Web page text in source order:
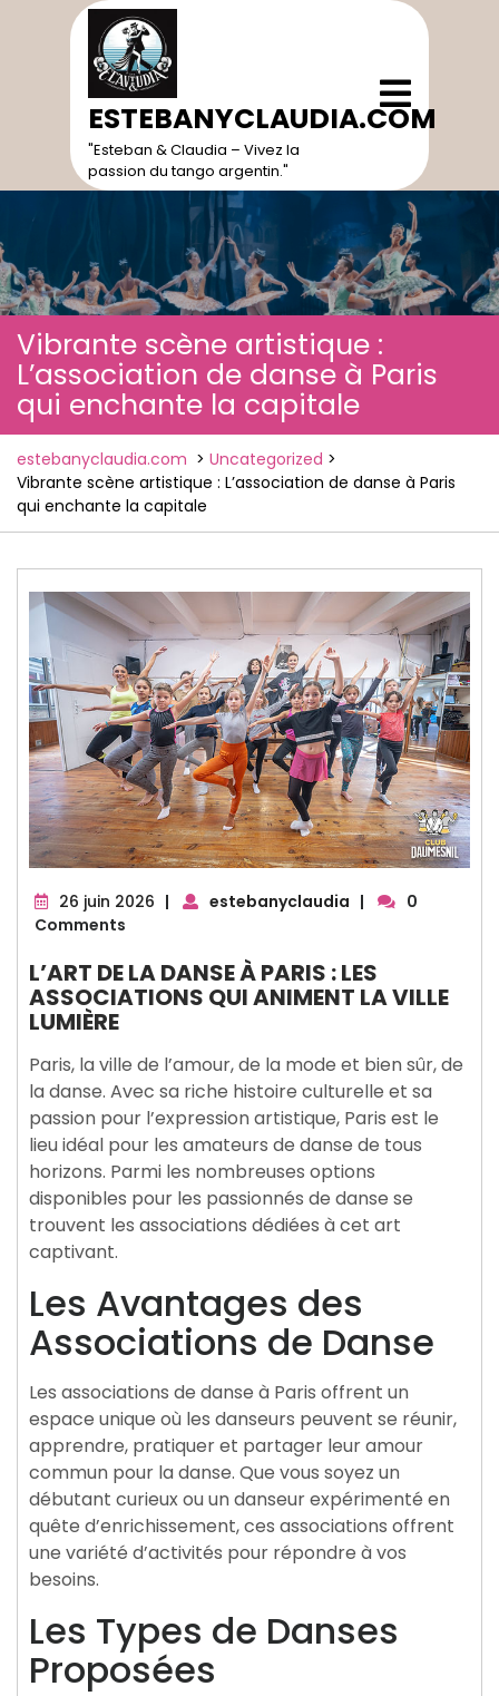
ESTEBANYCLAUDIA.COM
"Esteban & Claudia – Vivez la
passion du tango argentin."
Open
Menu
Vibrante scène artistique :
L’association de danse à Paris
qui enchante la capitale
estebanyclaudia.com > Uncategorized >
Vibrante scène artistique : L’association de danse à Paris
qui enchante la capitale
26 juin 2026 26
| estebanyclaudia |
0
Comments
L’ART DE LA DANSE À PARIS : LES
ASSOCIATIONS QUI ANIMENT LA VILLE
LUMIÈRE
Paris, la ville de l’amour, de la mode et bien sûr, de
la danse. Avec sa riche histoire culturelle et sa
passion pour l’expression artistique, Paris est le
lieu idéal pour les amateurs de danse de tous
horizons. Parmi les nombreuses options
disponibles pour les passionnés de danse se
trouvent les associations dédiées à cet art
captivant.
Les Avantages des
Associations de Danse
Les associations de danse à Paris offrent un
espace unique où les danseurs peuvent se réunir,
apprendre, pratiquer et partager leur amour
commun pour la danse. Que vous soyez un
débutant curieux ou un danseur expérimenté en
quête d’enrichissement, ces associations offrent
une variété d’activités pour répondre à vos
besoins.
Les Types de Danses
Proposées